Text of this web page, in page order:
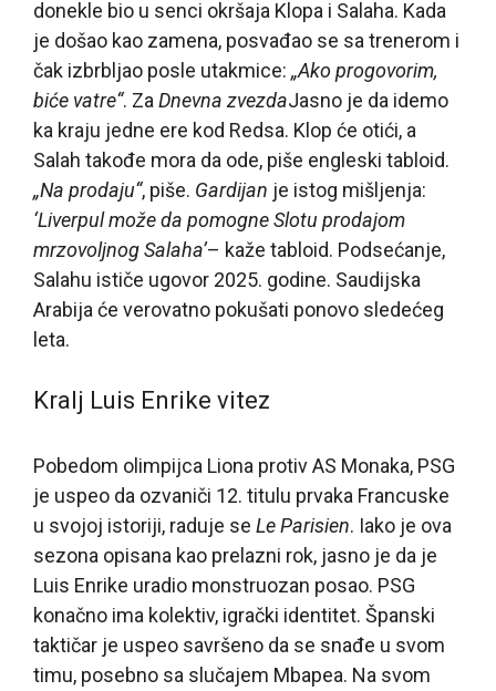
donekle bio u senci okršaja Klopa i Salaha. Kada
je došao kao zamena, posvađao se sa trenerom i
čak izbrbljao posle utakmice: „Ako progovorim,
biće vatre“. Za Dnevna zvezdaJasno je da idemo
ka kraju jedne ere kod Redsa. Klop će otići, a
Salah takođe mora da ode, piše engleski tabloid.
„Na prodaju“, piše. Gardijan je istog mišljenja:
‘Liverpul može da pomogne Slotu prodajom
mrzovoljnog Salaha’– kaže tabloid. Podsećanje,
Salahu ističe ugovor 2025. godine. Saudijska
Arabija će verovatno pokušati ponovo sledećeg
leta.
Kralj Luis Enrike vitez
Pobedom olimpijca Liona protiv AS Monaka, PSG
je uspeo da ozvaniči 12. titulu prvaka Francuske
u svojoj istoriji, raduje se Le Parisien. Iako je ova
sezona opisana kao prelazni rok, jasno je da je
Luis Enrike uradio monstruozan posao. PSG
konačno ima kolektiv, igrački identitet. Španski
taktičar je uspeo savršeno da se snađe u svom
timu, posebno sa slučajem Mbapea. Na svom